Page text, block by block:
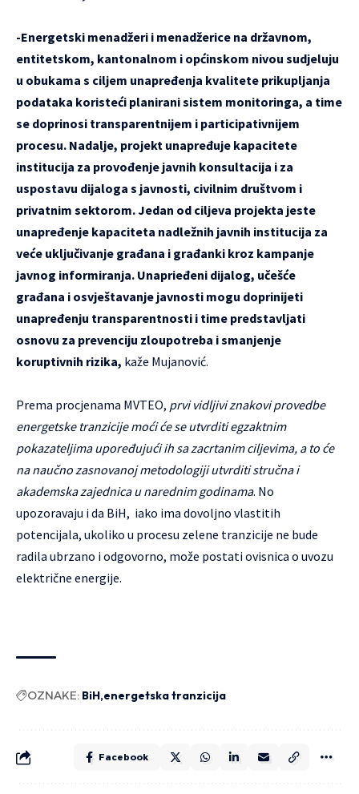
-Energetski menadžeri i menadžerice na državnom,
entitetskom, kantonalnom i općinskom nivou sudjeluju
u obukama s ciljem unapređenja kvalitete prikupljanja
podataka koristeći planirani sistem monitoringa, a time
se doprinosi transparentnijem i participativnijem
procesu. Nadalje, projekt unapređuje kapacitete
institucija za provođenje javnih konsultacija i za
uspostavu dijaloga s javnosti, civilnim društvom i
privatnim sektorom. Jedan od ciljeva projekta jeste
unapređenje kapaciteta nadležnih javnih institucija za
veće uključivanje građana i građanki kroz kampanje
javnog informiranja. Unaprieđeni dijalog, učešće
građana i osvještavanje javnosti mogu doprinijeti
unapređenju transparentnosti i time predstavljati
osnovu za prevenciju zloupotreba i smanjenje
koruptivnih rizika, kaže Mujanović.
Prema procjenama MVTEO, prvi vidljivi znakovi provedbe
energetske tranzicije moći će se utvrditi egzaktnim
pokazateljima upoređujući ih sa zacrtanim ciljevima, a to će
na naučno zasnovanoj metodologiji utvrditi stručna i
akademska zajednica u narednim godinama. No
upozoravaju i da BiH, iako ima dovoljno vlastitih
potencijala, ukoliko u procesu zelene tranzicije ne bude
radila ubrzano i odgovorno, može postati ovisnica o uvozu
električne energije.
OZNAKE: BiH energetska tranzicija
Facebook